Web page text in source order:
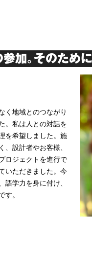
加。そのため
く地域とのつながり
。私は人との対話を
を希望しました。施
設計者やお客様、
ロジェクトを進行で
いただきました。今
学力を身に付け、
。